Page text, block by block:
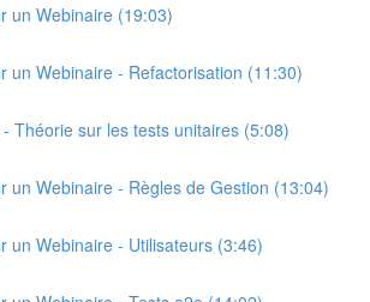
un Webinaire (19:03)
un Webinaire - Refactorisation (11:30)
Théorie sur les tests unitaires (5:08)
un Webinaire - Règles de Gestion (13:04)
un Webinaire - Utilisateurs (3:46)